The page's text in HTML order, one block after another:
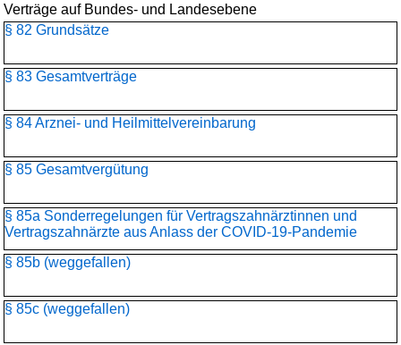
Verträge auf Bundes- und Landesebene
§ 82 Grundsätze
§ 83 Gesamtverträge
§ 84 Arznei- und Heilmittelvereinbarung
§ 85 Gesamtvergütung
§ 85a Sonderregelungen für Vertragszahnärztinnen und
Vertragszahnärzte aus Anlass der COVID-19-Pandemie
§ 85b (weggefallen)
§ 85c (weggefallen)